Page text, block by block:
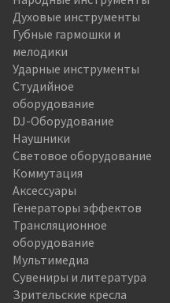
Духовые инструменты
Губные гармошки и
мелодики
Ударные инструменты
Студийное
оборудование
DJ-Оборудование
Наушники
Световое оборудование
Коммутация
Аксессуары
Генераторы эффектов
Трансляционное
оборудование
Мультимедиа
Сувениры и литература
Зрительские кресла